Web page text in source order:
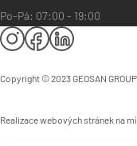
Po-Pá: 07:00 - 19:00
Copyright © 2023 GEOSAN
Realizace webových stránek na